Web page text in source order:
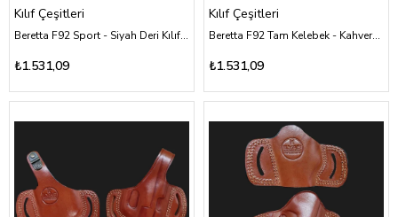
Kılıf Çeşitleri
Beretta F92 Sport - Siyah Deri Kılıf Çeşitleri
₺1.531,09
Kılıf Çeşitleri
Beretta F92 Tam Kelebek - Kahverengi Deri Kılıf Çeşitleri
₺1.531,09